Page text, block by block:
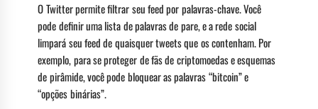
O Twitter permite filtrar seu feed por palavras-chave. Você
pode definir uma lista de palavras de pare, e a rede social
limpará seu feed de quaisquer tweets que os contenham. Por
exemplo, para se proteger de fãs de criptomoedas e esquemas
de pirâmide, você pode bloquear as palavras “bitcoin” e
“opções binárias”.